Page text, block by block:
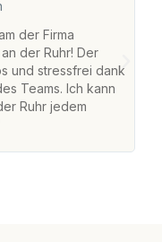
der Firma
der Ruhr! Der
und stressfrei dank
Teams. Ich kann
Ruhr jedem